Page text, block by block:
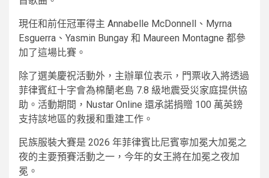
現任和前任冠軍得主 Annabelle McDonnell、Myrna
Esguerra、Yasmin Bungay 和 Maureen Montagne 都參
加了這場比賽。
除了選美慶祝活動外，主辦單位表示，門票收入將透過
菲律賓紅十字會為棉蘭老島 7.8 級地震受災家庭提供協
助。活動期間，Nustar Online 還承諾捐贈 100 萬英鎊
支持該地區的救援和重建工作。
民族服裝大賽是 2026 年菲律賓比尼賓寧加冕大加冕之
夜的主要預賽活動之一，今年的女王將在加冕之夜加
冕。